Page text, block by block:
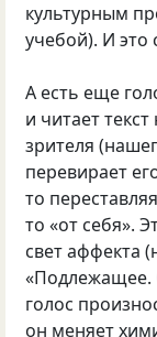
культурным
учебой). И это
А есть еще
и читает
зрителя
перевирает
то
то «от себя».
свет аффекта
«Подлежащее.
голос
он меняет